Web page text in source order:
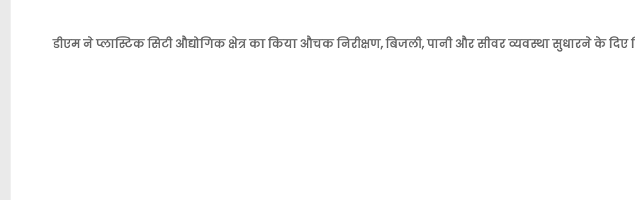
डीएम ने प्लास्टिक सिटी औद्योगिक क्षेत्र का किया औचक निरीक्षण, बिजली, पानी और सीवर व्यवस्था सुधारने के दिए